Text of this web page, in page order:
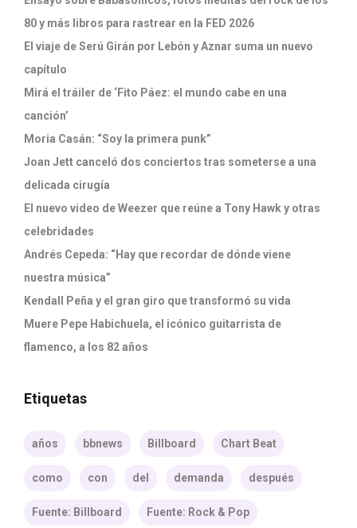
80 y más libros para rastrear en la FED 2026
El viaje de Serú Girán por Lebón y Aznar suma un nuevo
capítulo
Mirá el tráiler de ‘Fito Páez: el mundo cabe en una
canción’
Moria Casán: “Soy la primera punk”
Joan Jett canceló dos conciertos tras someterse a una
delicada cirugía
El nuevo video de Weezer que reúne a Tony Hawk y otras
celebridades
Andrés Cepeda: “Hay que recordar de dónde viene
nuestra música”
Kendall Peña y el gran giro que transformó su vida
Muere Pepe Habichuela, el icónico guitarrista de
flamenco, a los 82 años
Etiquetas
años bbnews Billboard Chart Beat
como con del demanda después
Fuente: Billboard Fuente: Rock & Pop